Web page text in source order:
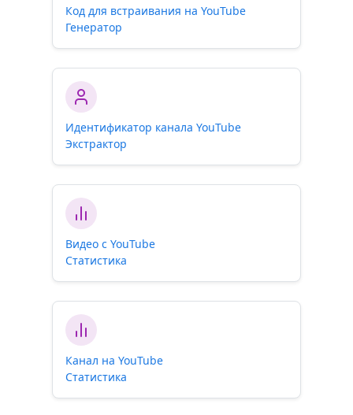
Код для встраивания на YouTube
Генератор
Идентификатор канала YouTube
Экстрактор
Видео с YouTube
Статистика
Канал на YouTube
Статистика